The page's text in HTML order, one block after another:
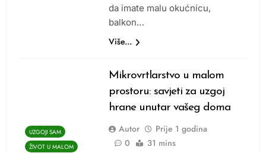
da imate malu okućnicu,
balkon…
Više...
UZGOJI SAM
ŽIVOT U MALOM
Mikrovrtlarstvo u malom
prostoru: savjeti za uzgoj
hrane unutar vašeg doma
Autor Prije 1 godina
0
31 mins